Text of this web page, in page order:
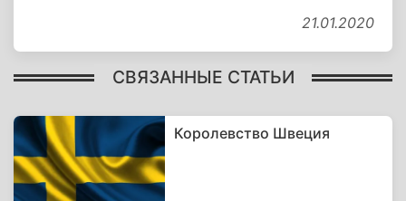
21.01.2020
СВЯЗАННЫЕ СТАТЬИ
Королевство Швеция